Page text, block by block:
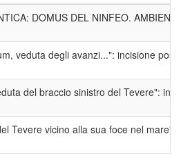
DOMUS DEL NINFEO.
veduta degli avanzi...": incisione
del braccio sinistro del Tevere":
Tevere vicino alla sua foce nel